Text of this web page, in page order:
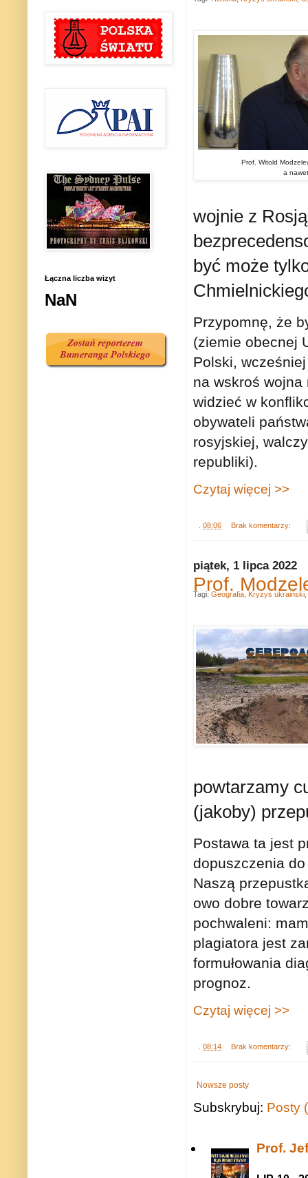
Prof. Witold
a
wojnie z
być może
Przypomnę, że
(ziemie obecnej
Polski,
na wskroś
widzieć w
obywateli
rosyjskiej,
republiki).
Czytaj więcej >>
08:06 Brak komentarzy:
piątek, 1 lipca 2022
Prof.
powtarzamy
(jakoby)
Postawa ta jest
dopuszczenia
Naszą
owo dobre
pochwaleni:
plagiatora jest
formułowania
prognoz.
Czytaj więcej >>
. 08:14 Brak komentarzy:
Tagi: Geografia Kryzys ukraiński
Nowsze posty
Subskrybuj: Posty
Prof.
Łączna liczba wizyt
NaN